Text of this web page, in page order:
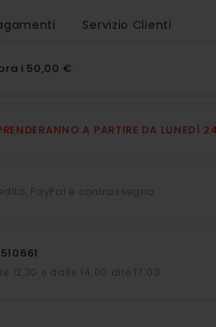
Servizio Clienti
i 50,00 €
A PARTIRE DA LUNEDÌ
PayPal e contrassegno.
e dalle 14.00 alle 17.00